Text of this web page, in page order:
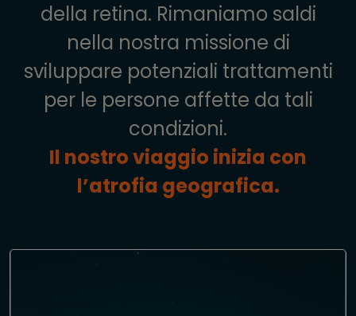
della retina. Rimaniamo saldi
nella nostra missione di
sviluppare potenziali trattamenti
per le persone affette da tali
condizioni.
Il nostro viaggio inizia con
l’atrofia geografica.